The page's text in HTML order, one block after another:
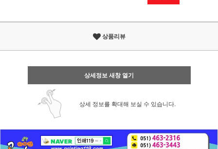
상품리뷰
상세정보 새창 열기
상세 정보를 확대해 보실 수 있습니다.